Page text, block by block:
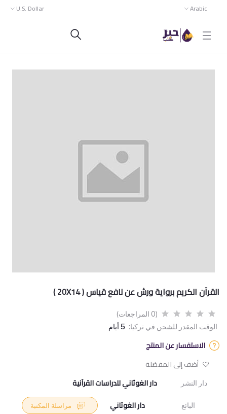
Arabic
U.S. Dollar
القرآن الكريم برواية ورش عن نافع قياس ( 20X14 )
(0 المراجعات)
الوقت المقدر للشحن في تركيا: 5 أيام
الاستفسار عن المنتج
أضف إلى المفضلة
دار النشر دار الغوثاني للدراسات القرآنية
البائع دار الغوثاني